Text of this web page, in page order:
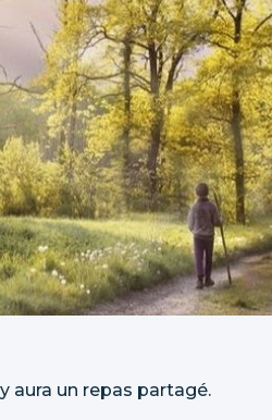
aura un repas partagé.